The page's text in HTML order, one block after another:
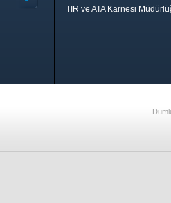
TIR ve ATA Karnesi